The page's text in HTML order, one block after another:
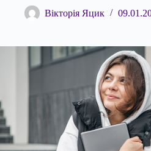
Вікторія Яцик